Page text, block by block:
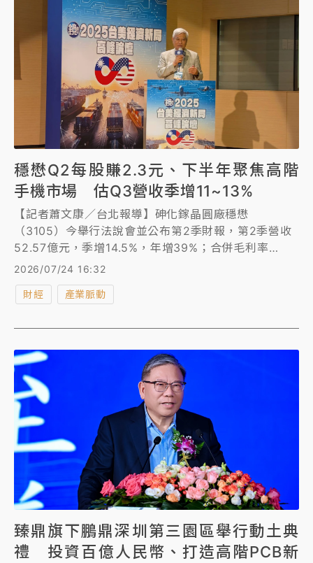
穩懋Q2每股賺2.3元、下半年聚焦高階
手機市場 估Q3營收季增11~13%
【記者蕭文康／台北報導】砷化鎵晶圓廠穩懋
（3105）今舉行法說會並公布第2季財報，第2季營收
52.57億元，季增14.5%，年增39%；合併毛利率
28.2%，季增1.9個百分點，歸屬母公司淨利9.77億
益2.3元；累計上半年每股純益3.56元。展望第3季，
品步入量產，預估營收較第2季成長約low-teens（11%
至13%），合併毛利率則介於low-thirties（31%至
33%）。
2026/07/24 16:32
財經 產業脈動
臻鼎旗下鵬鼎深圳第三園區舉行動土典
禮 投資百億人民幣、打造高階PCB新